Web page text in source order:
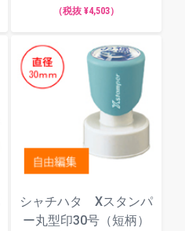
（税抜 ¥4,503）
シャチハタ Xスタンパ
ー丸型印30号（短柄）